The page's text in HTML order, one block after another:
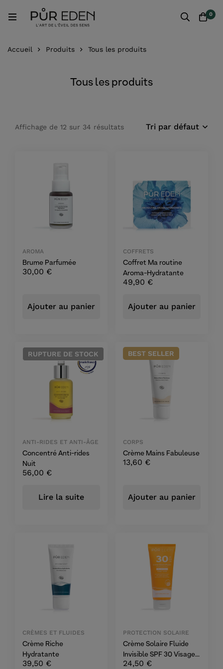
0
Accueil Produits Tous les produits
Tous les produits
Affichage de 12 sur 34 résultats Tri par défaut
AROMA
Brume Parfumée
30,00 €
Ajouter au panier
COFFRETS
Coffret Ma routine
Aroma-Hydratante
49,90 €
Ajouter au panier
RUPTURE DE STOCK
ANTI-RIDES ET ANTI-ÂGE
Concentré Anti-rides
Nuit
56,00 €
Lire la suite
BEST SELLER
CORPS
Crème Mains Fabuleuse
13,60 €
Ajouter au panier
CRÈMES ET FLUIDES
Crème Riche
Hydratante
39,50 €
PROTECTION SOLAIRE
Crème Solaire Fluide
Invisible SPF 30 Visage
et Corps
24,50 €